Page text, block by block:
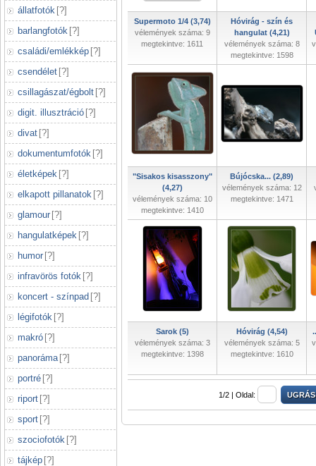
állatfotók [?]
barlangfotók [?]
családi/emlékkép [?]
csendélet [?]
csillagászat/égbolt [?]
digit. illusztráció [?]
divat [?]
dokumentumfotók [?]
életképek [?]
elkapott pillanatok [?]
glamour [?]
hangulatképek [?]
humor [?]
infravörös fotók [?]
koncert - színpad [?]
légifotók [?]
makró [?]
panoráma [?]
portré [?]
riport [?]
sport [?]
szociofotók [?]
tájkép [?]
Supermoto 1/4 (3,74)
vélemények száma: 9
megtekintve: 1611
Hóvirág - szín és
hangulat (4,21)
vélemények száma: 8
megtekintve: 1598
"Sisakos kisasszony"
(4,27)
vélemények száma: 10
megtekintve: 1410
Bújócska... (2,89)
vélemények száma: 12
megtekintve: 1471
Sarok (5)
vélemények száma: 3
megtekintve: 1398
Hóvirág (4,54)
vélemények száma: 5
megtekintve: 1610
1/2 | Oldal: